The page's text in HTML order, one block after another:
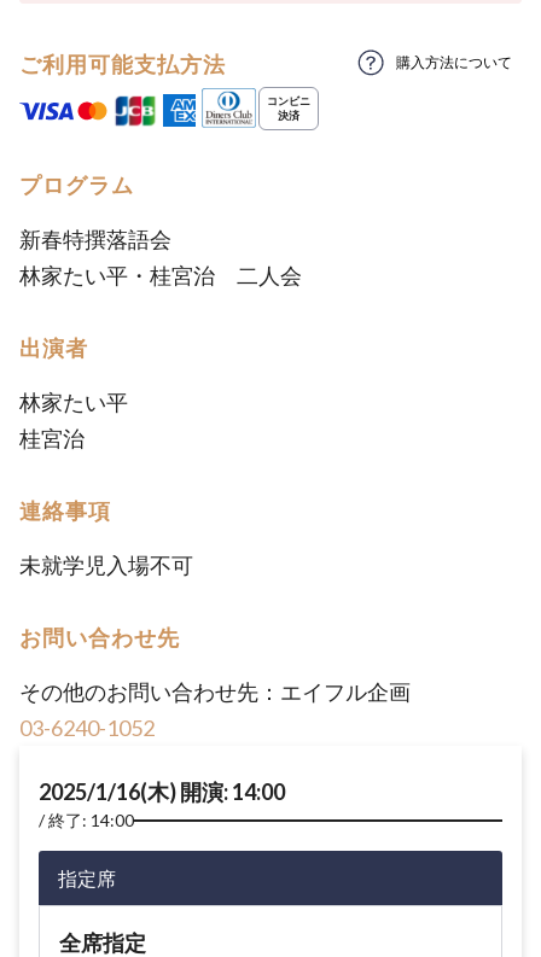
ご利用可能支払方法 購入方法について
プログラム
新春特撰落語会
林家たい平・桂宮治 二人会
出演者
林家たい平
桂宮治
連絡事項
未就学児入場不可
お問い合わせ先
その他のお問い合わせ先：エイフル企画
03-6240-1052
2025/1/16(木) 開演: 14:00
終了: 14:00
指定席
全席指定